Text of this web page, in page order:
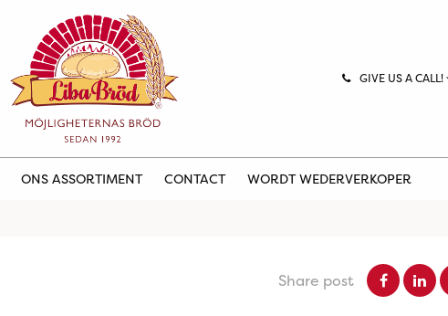
GIVE US A CALL!
ONS ASSORTIMENT CONTACT WORDT WEDERVERKOPER
Share post